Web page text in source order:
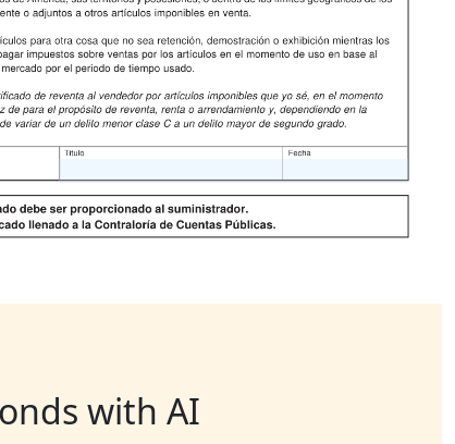
with AI